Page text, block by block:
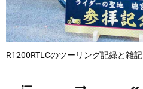
R1200RTLCのツーリング記録と雑記